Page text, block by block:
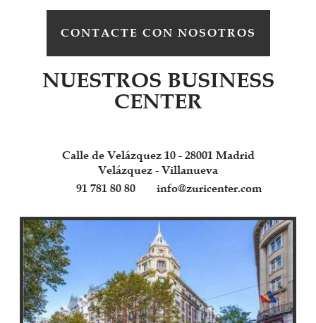
CONTACTE CON NOSOTROS
NUESTROS BUSINESS
CENTER
Calle de Velázquez 10 - 28001 Madrid
Velázquez - Villanueva
91 781 80 80
info@zuricenter.com